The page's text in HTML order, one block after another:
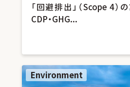
「回避排出」（Scope 4）
CDP・GHG...
Environment